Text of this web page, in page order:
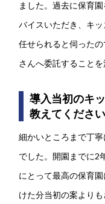
ました。過去に保育
バイスいただき、キ
任せられると伺った
さんへ委託することを
導入当初のキ
教えてください
細かいところまで丁
でした。開園までに2
にとって最高の保育
けた分当初の案より